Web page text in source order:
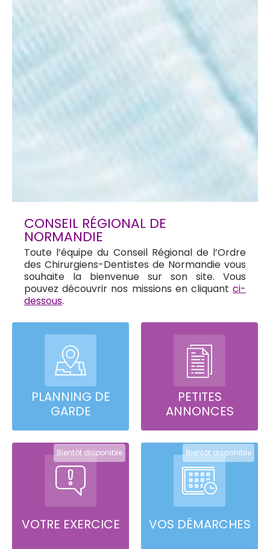
CONSEIL RÉGIONAL DE
NORMANDIE
Toute l’équipe du Conseil Régional de l’Ordre
des Chirurgiens-Dentistes de Normandie vous
souhaite la bienvenue sur son site. Vous
pouvez découvrir nos missions en cliquant ci-
dessous.
PLANNING DE
GARDE
PETITES
ANNONCES
VOTRE EXERCICE
Bientôt disponible
VOS DÉMARCHES
Bientôt disponible